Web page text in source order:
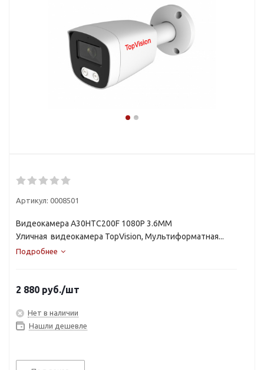
Артикул: 0008501
Видеокамера A30HTC200F 1080P 3.6MM
Уличная видеокамера TopVision, Мультиформатная...
Подробнее
2 880 руб./шт
Нет в наличии
Нашли дешевле